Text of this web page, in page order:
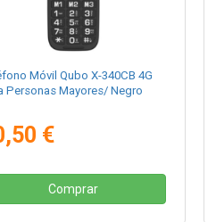
Móvil Qubo X-340CB 4G
Personas Mayores/ Negro
€
Comprar